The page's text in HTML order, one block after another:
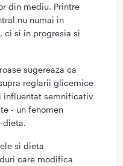
din mediu. Printre
nu numai in
ci si in progresia si
sugereaza ca
reglarii glicemice
influentat semnificativ
- un fenomen
dieta.
si dieta
care modifica